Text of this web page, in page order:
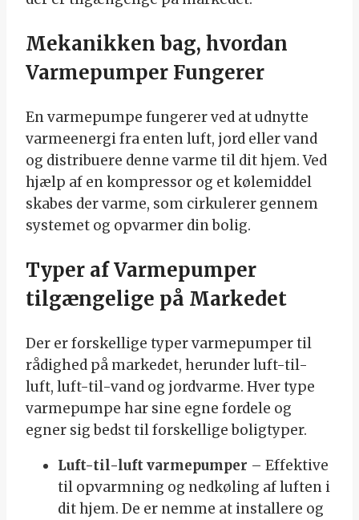
Mekanikken bag, hvordan
Varmepumper Fungerer
En varmepumpe fungerer ved at udnytte
varmeenergi fra enten luft, jord eller vand
og distribuere denne varme til dit hjem. Ved
hjælp af en kompressor og et kølemiddel
skabes der varme, som cirkulerer gennem
systemet og opvarmer din bolig.
Typer af Varmepumper
tilgængelige på Markedet
Der er forskellige typer varmepumper til
rådighed på markedet, herunder luft-til-
luft, luft-til-vand og jordvarme. Hver type
varmepumpe har sine egne fordele og
egner sig bedst til forskellige boligtyper.
Luft-til-luft varmepumper – Effektive
til opvarmning og nedkøling af luften i
dit hjem. De er nemme at installere og